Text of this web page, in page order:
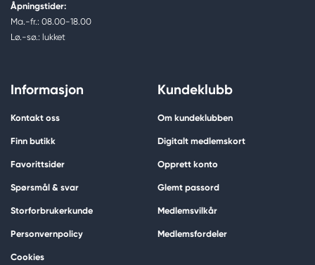
Åpningstider:
Ma.-fr.: 08.00-18.00
Lø.-sø.: lukket
Informasjon
Kontakt oss
Finn butikk
Favorittsider
Spørsmål & svar
Storforbrukerkunde
Personvernpolicy
Cookies
Kundeklubb
Om kundeklubben
Digitalt medlemskort
Opprett konto
Glemt passord
Medlemsvilkår
Medlemsfordeler